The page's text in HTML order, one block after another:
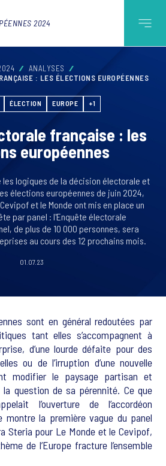
2024
ANALYSES
: LES ÉLECTIONS EUROPÉENNES
ÉLECTION EUROPE +1
française : les
européennes
les logiques de la décision électorale et
élections européennes de juin 2024,
et le Monde ont mis en place un
par panel : l'Enquête électorale
de plus de 10 000 personnes, sera
au cours des 12 prochains mois.
01.07.23
sont en général redoutées par
tant elles s’accompagnent à
d’une lourde défaite pour des
ou de l’irruption d’une nouvelle
modifier le paysage partisan et
question de sa pérennité. Ce que
l’ouverture de l’accordéon
montre la première vague du panel
Steria pour Le Monde et le Cevipof,
de l’Europe fracture l’ensemble